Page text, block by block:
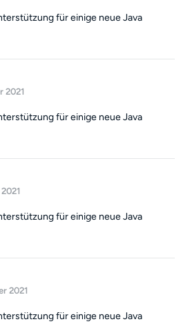
für einige neue Java
2021
für einige neue Java
für einige neue Java
2021
für einige neue Java